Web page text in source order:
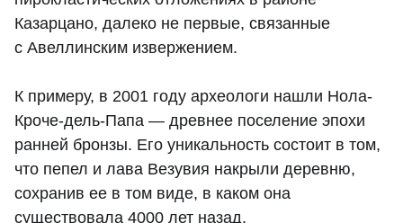
Казарцано, далеко не первые, связанные
с Авеллинским извержением.
К примеру, в 2001 году археологи нашли Нола-
Кроче-дель-Папа — древнее поселение эпохи
ранней бронзы. Его уникальность состоит в том,
что пепел и лава Везувия накрыли деревню,
сохранив ее в том виде, в каком она
существовала 4000 лет назад.